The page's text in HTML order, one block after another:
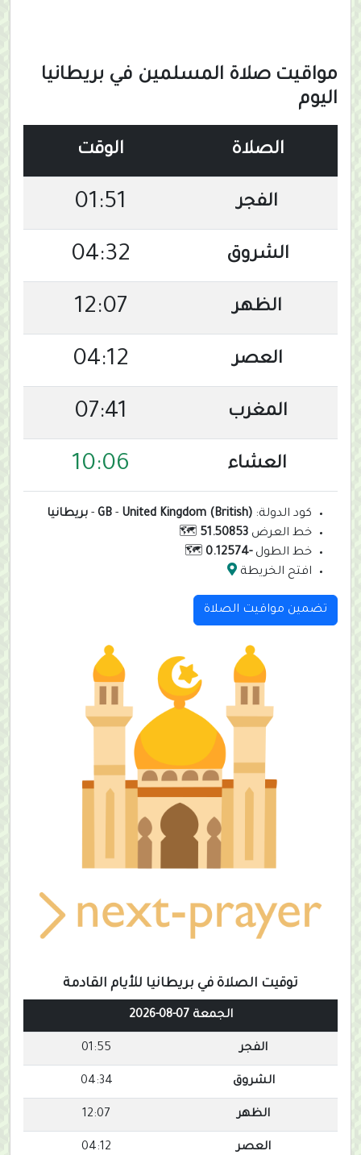
مواقيت صلاة المسلمين في بريطانيا
اليوم
الصلاة الوقت
الفجر 01:51
الشروق 04:32
الظهر 12:07
العصر 04:12
المغرب 07:41
العشاء 10:06
كود الدولة: GB - United Kingdom (British)
- بريطانيا
خط العرض 51.50853
🗺️
خط الطول-0.12574
🗺️
افتح الخريطة
تضمين مواقيت الصلاة
توقيت الصلاة في بريطانيا للأيام القادمة
الجمعة 07-08-2026
الفجر 01:55
الشروق 04:34
الظهر 12:07
العصر 04:12